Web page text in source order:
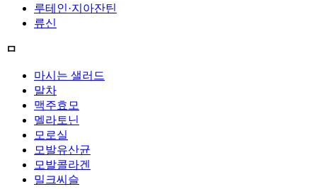
루테인·지아잔틴
류신
ㅁ
마시는 샐러드
말차
맥주효모
멜라토닌
모로실
모발유산균
모발콜라겐
밀크씨슬